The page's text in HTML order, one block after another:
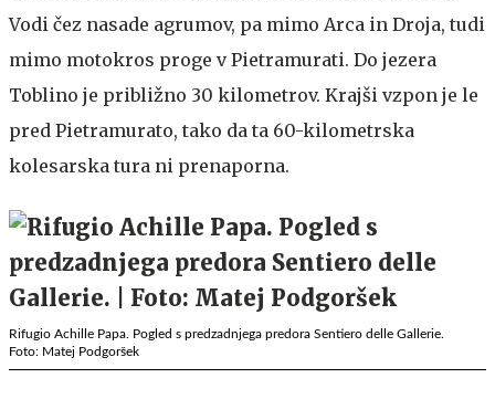
Vodi čez nasade agrumov, pa mimo Arca in Droja, tudi
mimo motokros proge v Pietramurati. Do jezera
Toblino je približno 30 kilometrov. Krajši vzpon je le
pred Pietramurato, tako da ta 60-kilometrska
kolesarska tura ni prenaporna.
Rifugio Achille Papa. Pogled s predzadnjega predora Sentiero delle Gallerie.
Foto: Matej Podgoršek